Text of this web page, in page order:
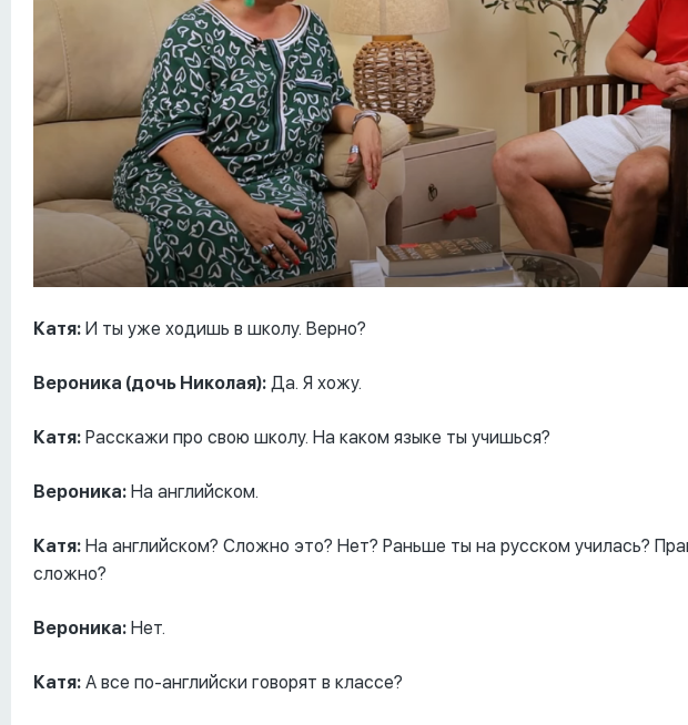
Катя: И ты уже ходишь в школу. Верно?
Вероника (дочь Николая): Да. Я хожу.
Катя: Расскажи про свою школу. На каком языке ты учишься?
Вероника: На английском.
Катя: На английском? Сложно это? Нет? Раньше ты на русском училась?
сложно?
Вероника: Нет.
Катя: А все по-английски говорят в классе?